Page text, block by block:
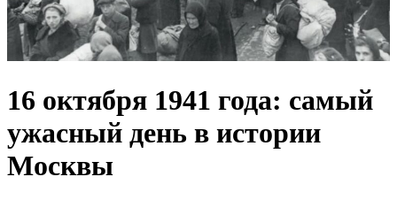
16 октября 1941 года: самый
ужасный день в истории
Москвы